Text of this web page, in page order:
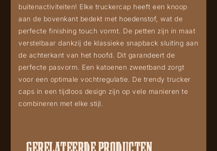
buitenactiviteiten! Elke truckercap heeft een knoop
aan de bovenkant bedekt met hoedenstof, wat de
perfecte finishing touch vormt. De petten zijn in maat
verstelbaar dankzij de klassieke snapback sluiting aan
de achterkant van het hoofd. Dit garandeert de
perfecte pasvorm. Een katoenen zweetband zorgt
voor een optimale vochtregulatie. De trendy trucker
caps in een tijdloos design zijn op vele manieren te
combineren met elke stijl.
GERELATEERDE PRODUCTEN